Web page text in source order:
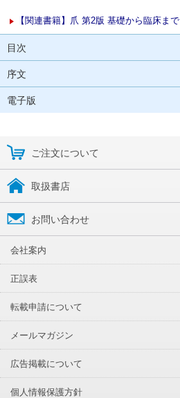
【関連書籍】爪 第2版 基礎から臨床まで
目次
序文
電子版
ご注文について
取扱書店
お問い合わせ
会社案内
正誤表
転載申請について
メールマガジン
広告掲載について
個人情報保護方針